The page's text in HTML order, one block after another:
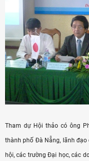
Tham dự Hội thảo có ông
thành phố Đà Nẵng, lãnh đạo
hội, các trường Đại học, các